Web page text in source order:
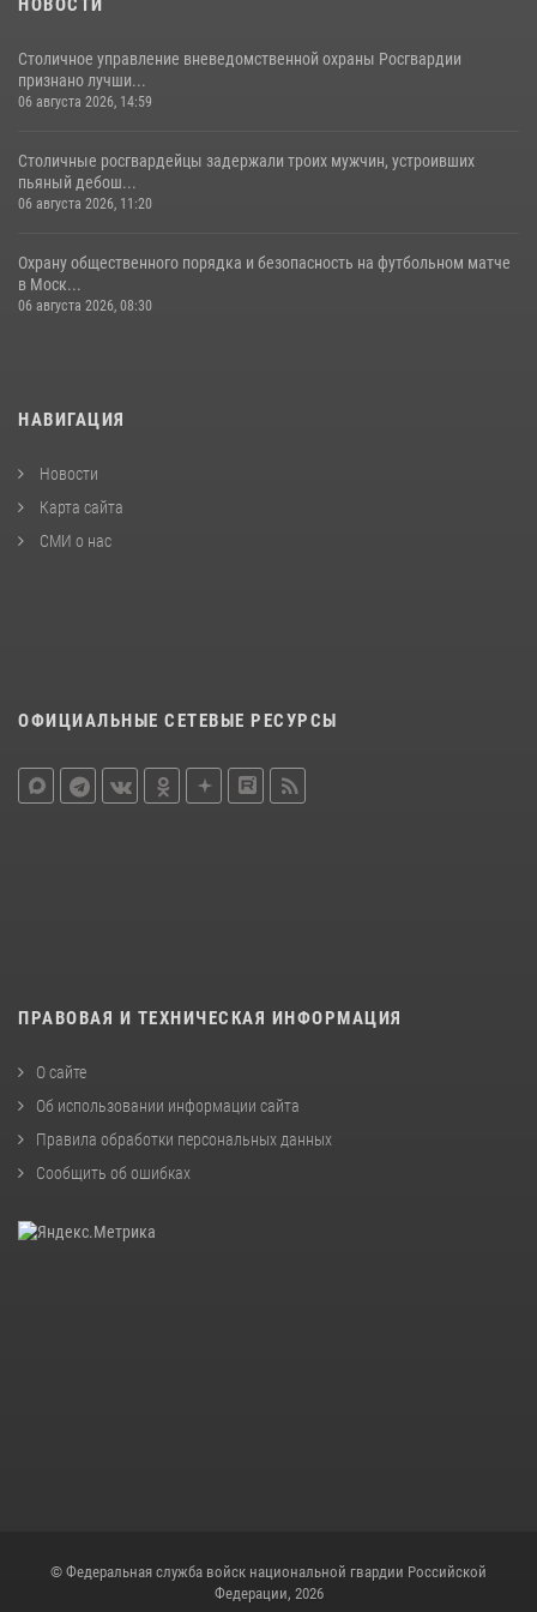
НОВОСТИ
Столичное управление вневедомственной охраны Росгвардии
признано лучши...
06 августа 2026, 14:59
Столичные росгвардейцы задержали троих мужчин, устроивших
пьяный дебош...
06 августа 2026, 11:20
Охрану общественного порядка и безопасность на футбольном матче
в Моск...
06 августа 2026, 08:30
НАВИГАЦИЯ
Новости
Карта сайта
СМИ о нас
ОФИЦИАЛЬНЫЕ СЕТЕВЫЕ РЕСУРСЫ
ПРАВОВАЯ И ТЕХНИЧЕСКАЯ ИНФОРМАЦИЯ
О сайте
Об использовании информации сайта
Правила обработки персональных данных
Сообщить об ошибках
© Федеральная служба войск национальной гвардии Российской
Федерации, 2026